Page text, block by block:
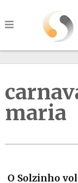
maria
O Solzinho